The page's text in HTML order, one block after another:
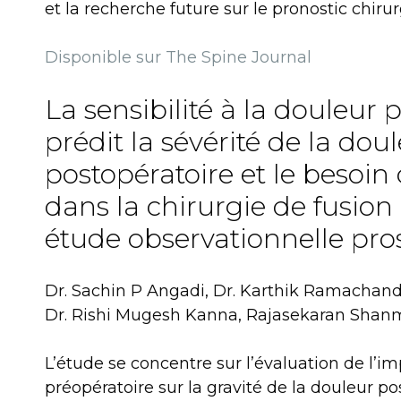
et la recherche future sur le pronostic
Disponible sur The Spine Journal
La sensibilité à la douleur
prédit la sévérité de la
postopératoire et le besoin
dans la chirurgie de
étude observationnelle
Dr. Sachin P Angadi, Dr. Karthik
Dr. Rishi Mugesh Kanna, Rajasekaran
L’étude se concentre sur l’évaluation de
préopératoire sur la gravité de la douleur